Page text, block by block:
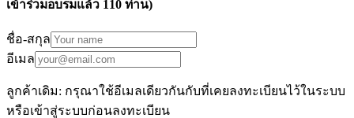
เข้าร่วมอบรมแล้ว 110 ท่าน)
ชื่อ-สกุล
อีเมล
ลูกค้าเดิม: กรุณาใช้อีเมลเดียวกันกับที่เคยลงทะเบียนไว้ในระบบ
หรือเข้าสู่ระบบก่อนลงทะเบียน